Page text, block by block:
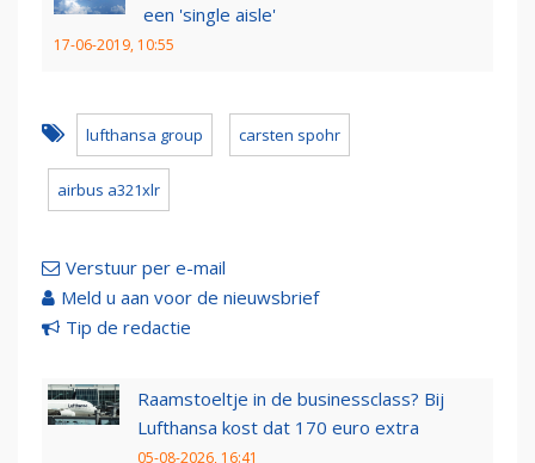
een 'single aisle'
17-06-2019, 10:55
lufthansa group carsten spohr
airbus a321xlr
Verstuur per e-mail
Meld u aan voor de nieuwsbrief
Tip de redactie
Raamstoeltje in de businessclass? Bij
Lufthansa kost dat 170 euro extra
05-08-2026, 16:41